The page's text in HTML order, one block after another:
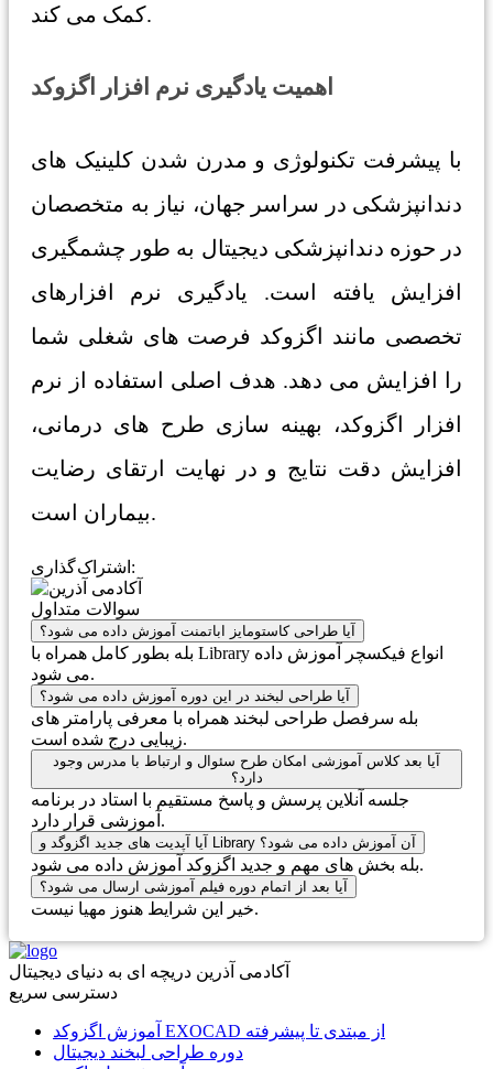
کمک می کند.
اهمیت یادگیری نرم افزار اگزوکد
با پیشرفت تکنولوژی و مدرن شدن کلینیک های
دندانپزشکی در سراسر جهان، نیاز به متخصصان
در حوزه دندانپزشکی دیجیتال به طور چشمگیری
افزایش یافته است. یادگیری نرم افزارهای
تخصصی مانند اگزوکد فرصت های شغلی شما
را افزایش می دهد. هدف اصلی استفاده از نرم
افزار اگزوکد، بهینه سازی طرح های درمانی،
افزایش دقت نتایج و در نهایت ارتقای رضایت
بیماران است.
اشتراک گذاری:
سوالات متداول
آیا طراحی کاستومایز اباتمنت آموزش داده می شود؟
بله بطور کامل همراه با Library انواع فیکسچر آموزش داده
می شود.
آیا طراحی لبخند در این دوره آموزش داده می شود؟
بله سرفصل طراحی لبخند همراه با معرفی پارامتر های
زیبایی درج شده است.
آیا بعد کلاس آموزشی امکان طرح سئوال و ارتباط با مدرس وجود
دارد؟
جلسه آنلاین پرسش و پاسخ مستقیم با استاد در برنامه
آموزشی قرار دارد.
آیا آپدیت های جدید اگزوگد و Library آن آموزش داده می شود؟
بله بخش های مهم و جدید اگزوکد آموزش داده می شود.
آیا بعد از اتمام دوره فیلم آموزشی ارسال می شود؟
خیر این شرایط هنوز مهیا نیست.
آکادمی آذرین دریچه ای به دنیای دیجیتال
دسترسی سریع
آموزش اگزوکد EXOCAD از مبتدی تا پیشرفته
دوره طراحی لبخند دیجیتال